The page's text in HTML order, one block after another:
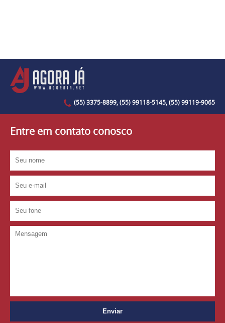
(55) 3375-8899, (55) 99118-5145, (55) 99119-9065
Entre em contato conosco